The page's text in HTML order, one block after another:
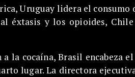
Uruguay lidera el
éxtasis y los opioides,
a la cocaína, Brasil encabeza
lugar. La directora